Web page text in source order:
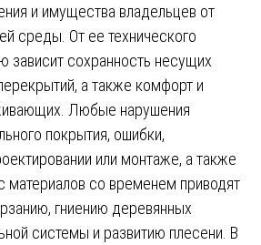
и имущества владельцев от
среды. От ее технического
зависит сохранность несущих
а также комфорт и
Любые нарушения
покрытия, ошибки,
или монтаже, а также
материалов со временем приводят
гниению деревянных
системы и развитию плесени. В